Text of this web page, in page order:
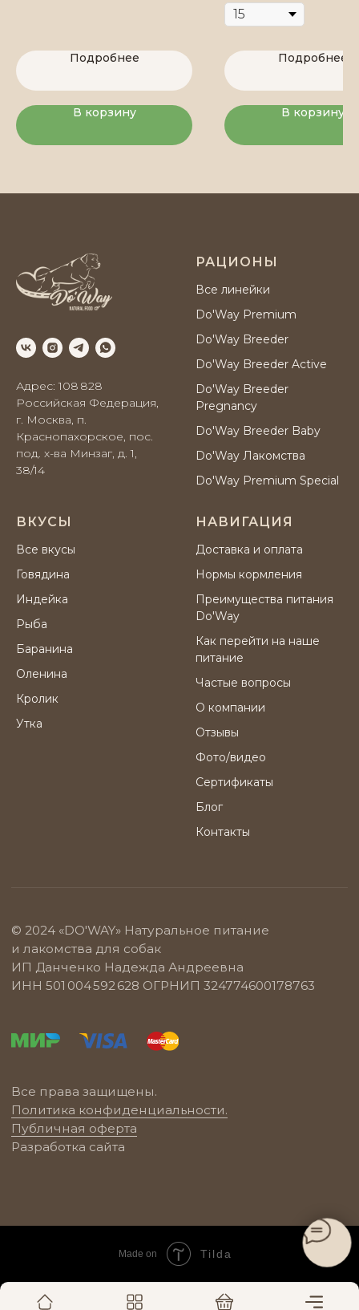
Подробнее
В корзину
Подробнее
В корзину
Адрес: 108 828
Российская Федерация,
г. Москва, п.
Краснопахорское, пос.
под. х-ва Минзаг, д. 1,
38/14
РАЦИОНЫ
Все линейки
Do'Way Premium
Do'Way Breeder
Do'Way Breeder Active
Do'Way Breeder
Pregnancy
Do'Way Breeder Baby
Do'Way Лакомства
Do'Way Premium Special
ВКУСЫ
Все вкусы
Говядина
Индейка
Рыба
Баранина
Оленина
Кролик
Утка
НАВИГАЦИЯ
Доставка и оплата
Нормы кормления
Преимущества питания
Do'Way
Как перейти на наше
питание
Частые вопросы
О компании
Отзывы
Фото/видео
Сертификаты
Блог
Контакты
Made on Tilda